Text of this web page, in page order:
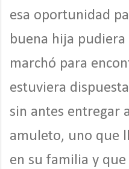
esa oportunidad
buena hija pudiera
marchó para
estuviera
sin antes entregar
amuleto, uno que
en su familia y